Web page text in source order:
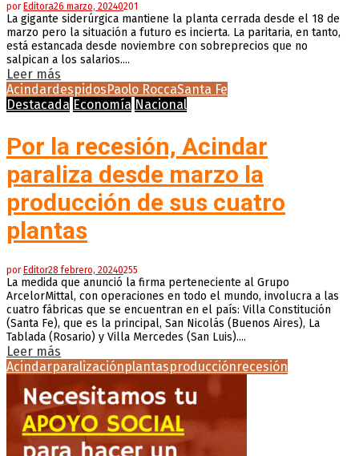
por Editora26 marzo, 20240201
La gigante siderúrgica mantiene la planta cerrada desde el 18 de
marzo pero la situación a futuro es incierta. La paritaria, en tanto,
está estancada desde noviembre con sobreprecios que no
salpican a los salarios....
Leer más
Acindardespidos Paolo RoccaSanta Fe
Destacada Economía Nacional
Por la recesión, Acindar
paraliza desde marzo la
producción de sus cuatro
plantas
por Editor28 febrero, 20240255
La medida que anunció la firma perteneciente al Grupo
ArcelorMittal, con operaciones en todo el mundo, involucra a las
cuatro fábricas que se encuentran en el país: Villa Constitución
(Santa Fe), que es la principal, San Nicolás (Buenos Aires), La
Tablada (Rosario) y Villa Mercedes (San Luis)....
Leer más
Acindarparalizaciónplantasproducciónrecesión